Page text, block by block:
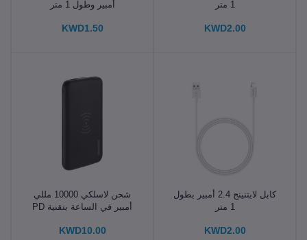
1 متر
KWD2.00
أمبير وطول 1 متر
KWD1.50
كابل لايتنينج 2.4 أمبير بطول
1 متر
KWD2.00
شحن لاسلكي 10000 مللي
أمبير في الساعة بتقنية PD
KWD10.00